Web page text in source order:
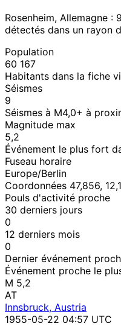
Rosenheim, Allemagne :
détectés dans un rayon
Population
60 167
Habitants dans la fiche
Séismes
9
Séismes à M4,0+ à
Magnitude max
5,2
Événement le plus fort
Fuseau horaire
Europe/Berlin
Coordonnées 47,856,
Pouls d'activité proche
30 derniers jours
0
12 derniers mois
0
Dernier événement
Événement proche le
M 5,2
AT
Innsbruck, Austria
1955-05-22 04:57 UTC